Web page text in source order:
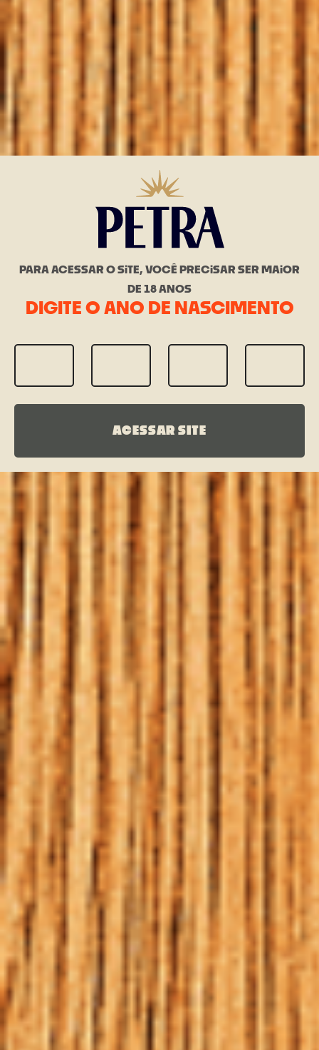
PARA ACESSAR O SiTE, VOCÊ PRECiSAR SER MAiOR
DE 18 ANOS
DIGITE O ANO DE NASCIMENTO
ACESSAR SITE